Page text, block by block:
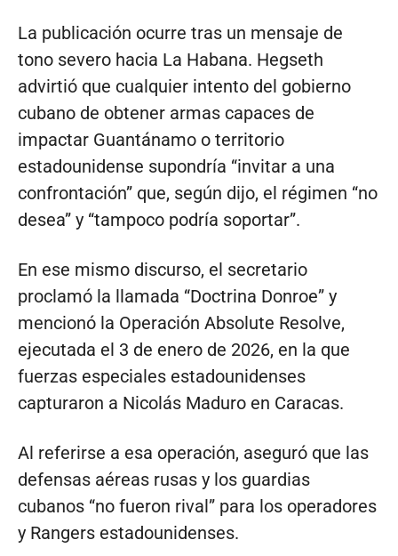
La publicación ocurre tras un mensaje de
tono severo hacia La Habana. Hegseth
advirtió que cualquier intento del gobierno
cubano de obtener armas capaces de
impactar Guantánamo o territorio
estadounidense supondría “invitar a una
confrontación” que, según dijo, el régimen “no
desea” y “tampoco podría soportar”.
En ese mismo discurso, el secretario
proclamó la llamada “Doctrina Donroe” y
mencionó la Operación Absolute Resolve,
ejecutada el 3 de enero de 2026, en la que
fuerzas especiales estadounidenses
capturaron a Nicolás Maduro en Caracas.
Al referirse a esa operación, aseguró que las
defensas aéreas rusas y los guardias
cubanos “no fueron rival” para los operadores
y Rangers estadounidenses.